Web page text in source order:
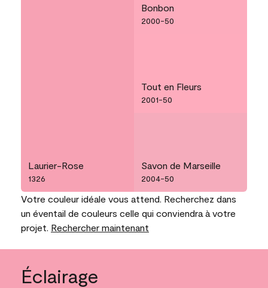
Laurier-Rose
1326
Bonbon
2000-50
Tout en Fleurs
2001-50
Savon de Marseille
2004-50
Votre couleur idéale vous attend. Recherchez dans
un éventail de couleurs celle qui conviendra à votre
projet. Rechercher maintenant
Éclairage